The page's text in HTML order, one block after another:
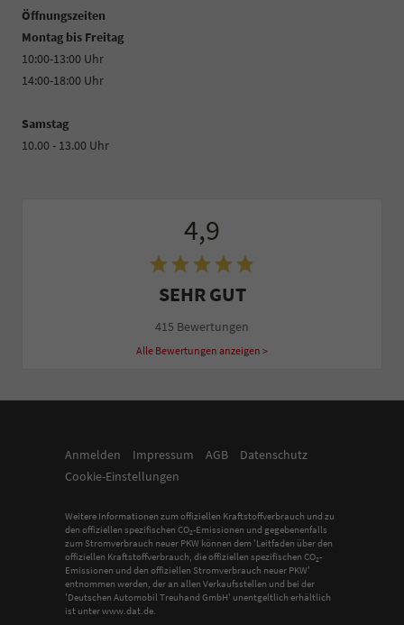
Öffnungszeiten
Montag bis Freitag
10:00-13:00 Uhr
14:00-18:00 Uhr
Samstag
10.00 - 13.00 Uhr
4,9
SEHR GUT
415 Bewertungen
Alle Bewertungen anzeigen >
Anmelden Impressum AGB
Datenschutz
Cookie-Einstellungen
Weitere Informationen zum offiziellen Kraftstoffverbrauch und zu
den offiziellen spezifischen CO2-Emissionen und gegebenenfalls
zum Stromverbrauch neuer PKW können dem 'Leitfaden über den
offiziellen Kraftstoffverbrauch, die offiziellen spezifischen CO2-
Emissionen und den offiziellen Stromverbrauch neuer PKW'
entnommen werden, der an allen Verkaufsstellen und bei der
'Deutschen Automobil Treuhand GmbH' unentgeltlich erhältlich
ist unter www.dat.de.